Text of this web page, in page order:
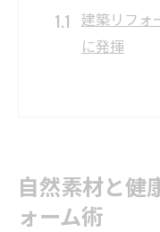
建築リフォ
に発揮
自然素材選
左右する理由
自然素材と健
ォーム術